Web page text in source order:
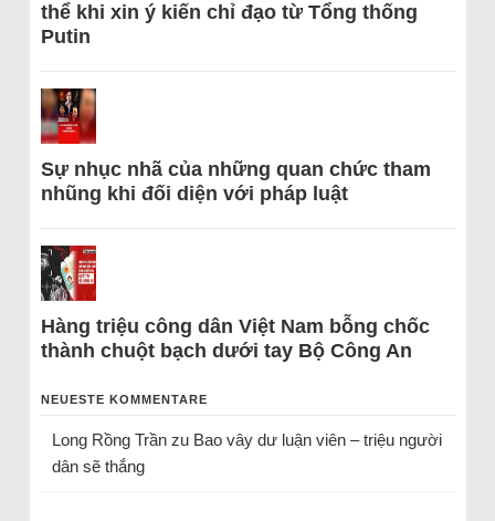
thể khi xin ý kiến chỉ đạo từ Tổng thống
Putin
Sự nhục nhã của những quan chức tham
nhũng khi đối diện với pháp luật
Hàng triệu công dân Việt Nam bỗng chốc
thành chuột bạch dưới tay Bộ Công An
NEUESTE KOMMENTARE
Long Rồng Trầnzu Bao vây dư luận viên – triệu người
dân sẽ thắng